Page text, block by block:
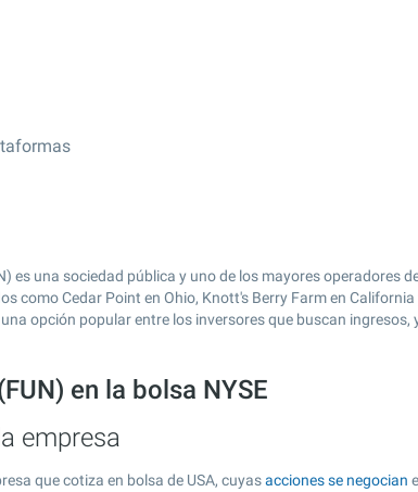
es una sociedad pública y uno de los mayores
como Cedar Point en Ohio, Knott's Berry Farm en
opción popular entre los inversores que buscan
en la bolsa NYSE
empresa
que cotiza en bolsa de USA, cuyasacciones se negocian